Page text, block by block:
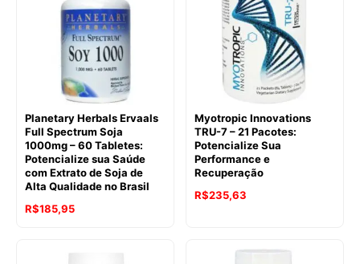
R$356,84.R$264,50.
Planetary Herbals Ervaals
Full Spectrum Soja
1000mg – 60 Tabletes:
Potencialize sua Saúde
com Extrato de Soja de
Alta Qualidade no Brasil
R$185,95
Myotropic Innovations
TRU-7 – 21 Pacotes:
Potencialize Sua
Performance e
Recuperação
R$235,63